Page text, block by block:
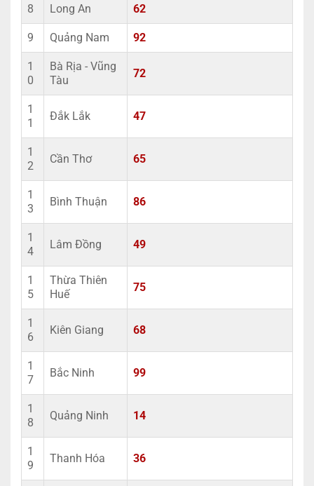
8 Long An 62
9 Quảng Nam 92
1
0
Bà Rịa - Vũng
Tàu
72
1
1
Đắk Lắk 47
1
2
Cần Thơ 65
1
3
Bình Thuận 86
1
4
Lâm Đồng 49
1
5
Thừa Thiên
Huế
75
1
6
Kiên Giang 68
1
7
Bắc Ninh 99
1
8
Quảng Ninh 14
1
9
Thanh Hóa 36